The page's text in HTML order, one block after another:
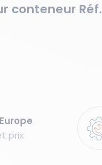
conteneur Réf.
prix